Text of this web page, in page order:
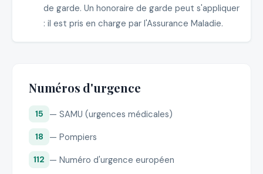
de garde. Un honoraire de garde peut s'appliquer
: il est pris en charge par l'Assurance Maladie.
Numéros d'urgence
15 — SAMU (urgences médicales)
18 — Pompiers
112 — Numéro d'urgence européen